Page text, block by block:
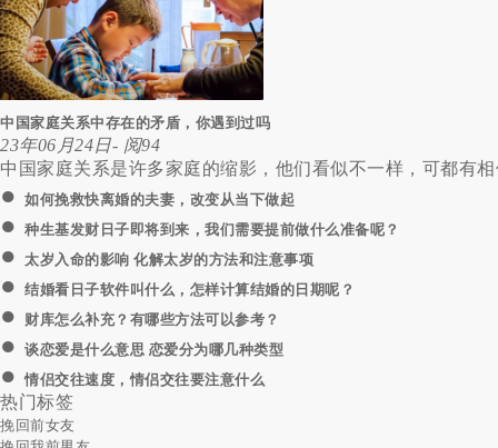
中国家庭关系中存在的矛盾，你遇到过吗
23年06月24日- 阅94
中国家庭关系是许多家庭的缩影，他们看似不一样，可都有
● 如何挽救快离婚的夫妻，改变从当下做起
● 种生基发财日子即将到来，我们需要提前做什么准备呢？
● 太岁入命的影响 化解太岁的方法和注意事项
● 结婚看日子软件叫什么，怎样计算结婚的日期呢？
● 财库怎么补充？有哪些方法可以参考？
● 谈恋爱是什么意思 恋爱分为哪几种类型
●情侣交往速度，情侣交往要注意什么
热门标签
挽回前女友